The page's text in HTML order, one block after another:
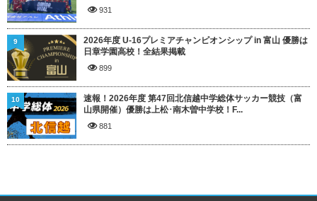
931
2026年度 U-16プレミアチャンピオンシップ in 富山 優勝は
日章学園高校！全結果掲載
899
9
速報！2026年度 第47回北信越中学総体サッカー競技（富
山県開催）優勝は上松･南木曽中学校！F...
881
10